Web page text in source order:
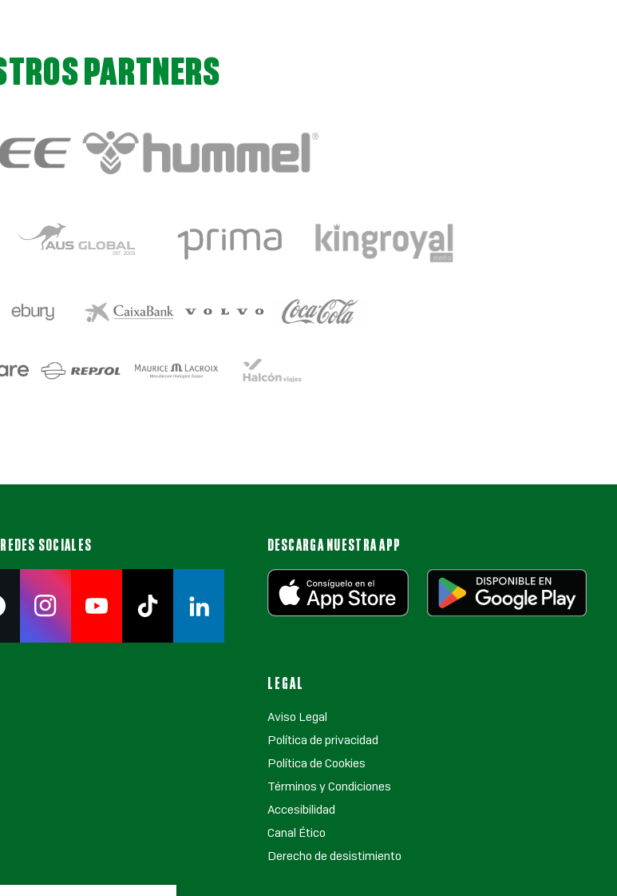
PARTNERS
SOCIALES DESCARGA NUESTRA APP
LEGAL
Aviso Legal
Política de privacidad
Política de Cookies
Términos y Condiciones
Accesibilidad
Canal Ético
Derecho de desistimiento